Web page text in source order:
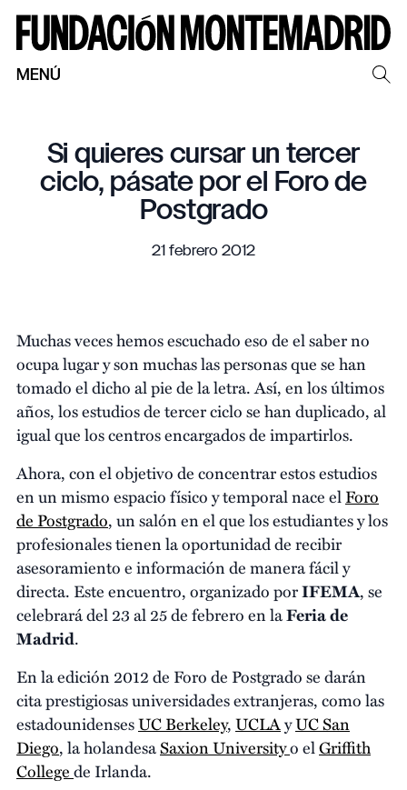
MENÚ
Si quieres cursar un tercer
ciclo, pásate por el Foro de
Postgrado
21 febrero 2012
Muchas veces hemos escuchado eso de el saber no
ocupa lugar y son muchas las personas que se han
tomado el dicho al pie de la letra. Así, en los últimos
años, los estudios de tercer ciclo se han duplicado, al
igual que los centros encargados de impartirlos.
Ahora, con el objetivo de concentrar estos estudios
en un mismo espacio físico y temporal nace elForo
de Postgrado, un salón en el que los estudiantes y los
profesionales tienen la oportunidad de recibir
asesoramiento e información de manera fácil y
directa. Este encuentro, organizado porIFEMA, se
celebrará del 23 al 25 de febrero en laFeria de
Madrid.
En la edición 2012 de Foro de Postgrado se darán
cita prestigiosas universidades extranjeras, como las
estadounidensesUC Berkeley,UCLAyUC San
Diego, la holandesaSaxion Universityo elGriffith
Collegede Irlanda.